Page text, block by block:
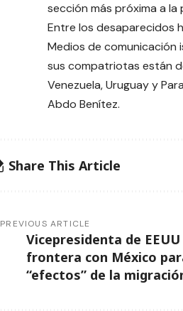
sección más próxima a
Entre los desaparecidos
Medios de comunicación
sus compatriotas están
Venezuela, Uruguay y
Abdo Benítez.
Share This Article
PREVIOUS ARTICLE
Vicepresidenta de
frontera con México
“efectos” de la